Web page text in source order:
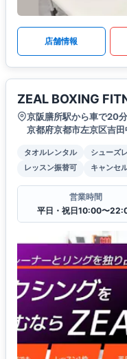
店舗情報
ZEAL BOXING
京阪膳所駅から車で20分
京都府京都市左京区吉
タオルレンタル シューズ
レッスン振替可
キャンセ
営業時間
平日・祝日10:00〜